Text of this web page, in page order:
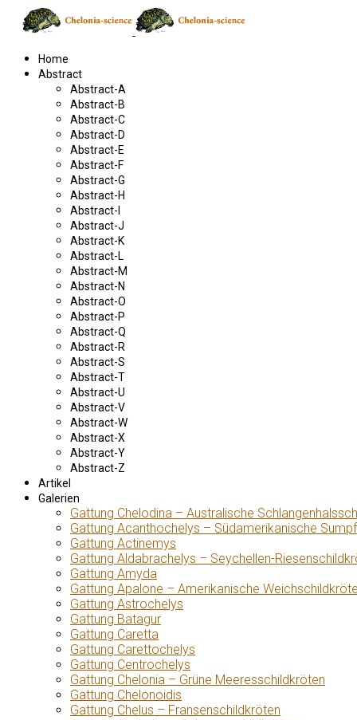
Home
Abstract
Abstract-A
Abstract-B
Abstract-C
Abstract-D
Abstract-E
Abstract-F
Abstract-G
Abstract-H
Abstract-I
Abstract-J
Abstract-K
Abstract-L
Abstract-M
Abstract-N
Abstract-O
Abstract-P
Abstract-Q
Abstract-R
Abstract-S
Abstract-T
Abstract-U
Abstract-V
Abstract-W
Abstract-X
Abstract-Y
Abstract-Z
Artikel
Galerien
Gattung Chelodina – Australische
Gattung Acanthochelys – Südamerikanische
Gattung Actinemys
Gattung Aldabrachelys – Seychellen-
Gattung Amyda
Gattung Apalone – Amerikanische
Gattung Astrochelys
Gattung Batagur
Gattung Caretta
Gattung Carettochelys
Gattung Centrochelys
Gattung Chelonia – Grüne Meeresschildkröten
Gattung Chelonoidis
Gattung Chelus – Fransenschildkröten